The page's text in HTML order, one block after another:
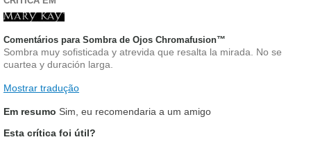
Comentários para Sombra de Ojos Chromafusion™
Sombra muy sofisticada y atrevida que resalta la mirada. No se
cuartea y duración larga.
Mostrar tradução
Em resumo Sim, eu recomendaria a um amigo
Esta crítica foi útil?